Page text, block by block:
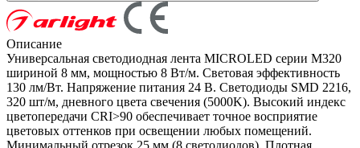
Описание
Универсальная светодиодная лента MICROLED серии M320
шириной 8 мм, мощностью 8 Вт/м. Световая эффективность
130 лм/Вт. Напряжение питания 24 В. Светодиоды SMD 2216,
320 шт/м, дневного цвета свечения (5000K). Высокий индекс
цветопередачи CRI>90 обеспечивает точное восприятие
цветовых оттенков при освещении любых помещений.
Минимальный отрезок 25 мм (8 светодиодов). Плотная